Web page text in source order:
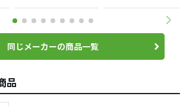
同じメーカーの商品一覧
品